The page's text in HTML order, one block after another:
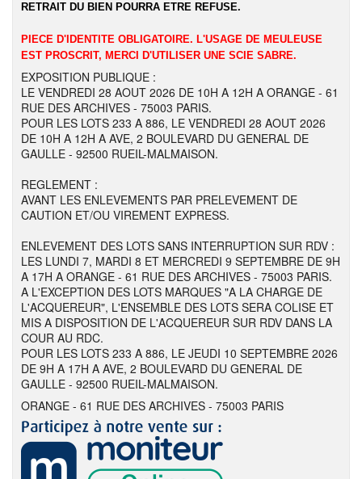
RETRAIT DU BIEN POURRA ETRE REFUSE.
PIECE D'IDENTITE OBLIGATOIRE. L'USAGE DE MEULEUSE
EST PROSCRIT, MERCI D'UTILISER UNE SCIE SABRE.
EXPOSITION PUBLIQUE :
LE VENDREDI 28 AOUT 2026 DE 10H A 12H A ORANGE - 61
RUE DES ARCHIVES - 75003 PARIS.
POUR LES LOTS 233 A 886, LE VENDREDI 28 AOUT 2026
DE 10H A 12H A AVE, 2 BOULEVARD DU GENERAL DE
GAULLE - 92500 RUEIL-MALMAISON.
REGLEMENT :
AVANT LES ENLEVEMENTS PAR PRELEVEMENT DE
CAUTION ET/OU VIREMENT EXPRESS.
ENLEVEMENT DES LOTS SANS INTERRUPTION SUR RDV :
LES LUNDI 7, MARDI 8 ET MERCREDI 9 SEPTEMBRE DE 9H
A 17H A ORANGE - 61 RUE DES ARCHIVES - 75003 PARIS.
A L'EXCEPTION DES LOTS MARQUES "A LA CHARGE DE
L'ACQUEREUR", L'ENSEMBLE DES LOTS SERA COLISE ET
MIS A DISPOSITION DE L'ACQUEREUR SUR RDV DANS LA
COUR AU RDC.
POUR LES LOTS 233 A 886, LE JEUDI 10 SEPTEMBRE 2026
DE 9H A 17H A AVE, 2 BOULEVARD DU GENERAL DE
GAULLE - 92500 RUEIL-MALMAISON.
ORANGE - 61 RUE DES ARCHIVES - 75003 PARIS